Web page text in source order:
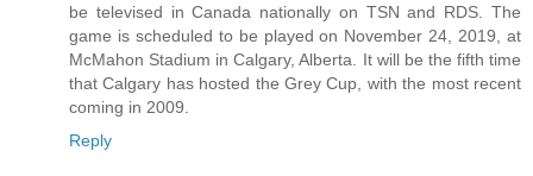
be televised in Canada nationally on TSN and RDS. The
game is scheduled to be played on November 24, 2019, at
McMahon Stadium in Calgary, Alberta. It will be the fifth time
that Calgary has hosted the Grey Cup, with the most recent
coming in 2009.
Reply